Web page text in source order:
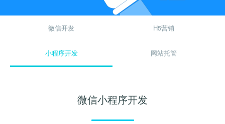
物联网开发
微信开发 H5营销
小程序开发 网站托管
微信小程序开发